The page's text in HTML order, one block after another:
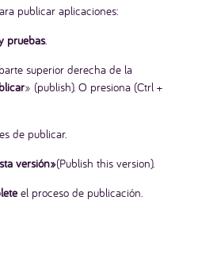
publicar aplicaciones:
pruebas.
superior derecha de la
» (publish). O presiona (Ctrl +
de publicar.
versión»(Publish this version).
el proceso de publicación.